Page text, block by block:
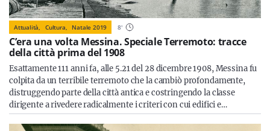
Attualità, Cultura, Natale 2019 8'
C’era una volta Messina. Speciale Terremoto: tracce
della città prima del 1908
Esattamente 111 anni fa, alle 5.21 del 28 dicembre 1908, Messina fu
colpita da un terribile terremoto che la cambiò profondamente,
distruggendo parte della città antica e costringendo la classe
dirigente a rivedere radicalmente i criteri con cui edifici e…